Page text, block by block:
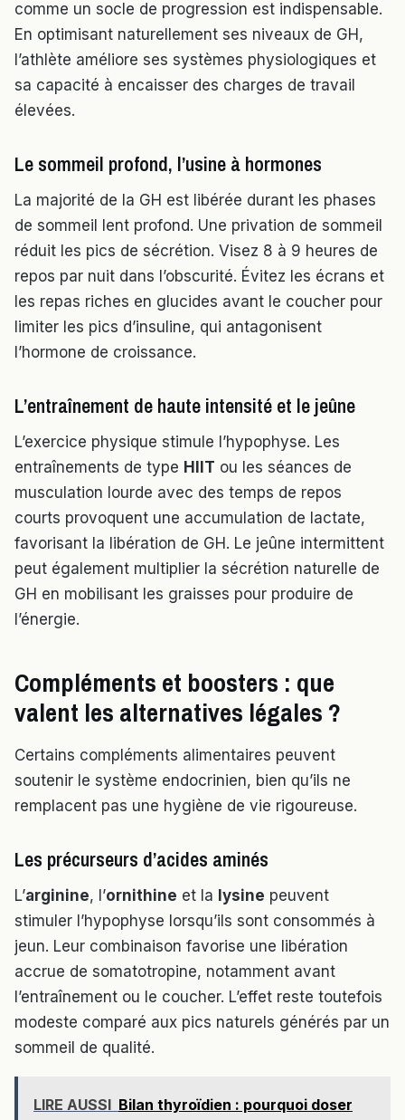
comme un socle de progression est indispensable.
En optimisant naturellement ses niveaux de GH,
l’athlète améliore ses systèmes physiologiques et
sa capacité à encaisser des charges de travail
élevées.
Le sommeil profond, l’usine à hormones
La majorité de la GH est libérée durant les phases
de sommeil lent profond. Une privation de sommeil
réduit les pics de sécrétion. Visez 8 à 9 heures de
repos par nuit dans l’obscurité. Évitez les écrans et
les repas riches en glucides avant le coucher pour
limiter les pics d’insuline, qui antagonisent
l’hormone de croissance.
L’entraînement de haute intensité et le jeûne
L’exercice physique stimule l’hypophyse. Les
entraînements de type HIIT ou les séances de
musculation lourde avec des temps de repos
courts provoquent une accumulation de lactate,
favorisant la libération de GH. Le jeûne intermittent
peut également multiplier la sécrétion naturelle de
GH en mobilisant les graisses pour produire de
l’énergie.
Compléments et boosters : que
valent les alternatives légales ?
Certains compléments alimentaires peuvent
soutenir le système endocrinien, bien qu’ils ne
remplacent pas une hygiène de vie rigoureuse.
Les précurseurs d’acides aminés
L’arginine, l’ornithine et la lysine peuvent
stimuler l’hypophyse lorsqu’ils sont consommés à
jeun. Leur combinaison favorise une libération
accrue de somatotropine, notamment avant
l’entraînement ou le coucher. L’effet reste toutefois
modeste comparé aux pics naturels générés par un
sommeil de qualité.
LIRE AUSSI Bilan thyroïdien : pourquoi doser